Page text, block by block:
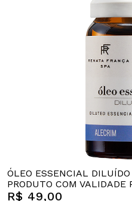
ÓLEO ESSENCIAL
PRODUTO COM
R$ 49,00